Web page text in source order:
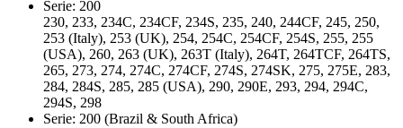
Serie: 200
230, 233, 234C, 234CF, 234S, 235, 240, 244CF, 245, 250,
253 (Italy), 253 (UK), 254, 254C, 254CF, 254S, 255, 255
(USA), 260, 263 (UK), 263T (Italy), 264T, 264TCF, 264TS,
265, 273, 274, 274C, 274CF, 274S, 274SK, 275, 275E, 283,
284, 284S, 285, 285 (USA), 290, 290E, 293, 294, 294C,
294S, 298
Serie: 200 (Brazil & South Africa)